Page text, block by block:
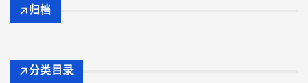
归档
分类目录